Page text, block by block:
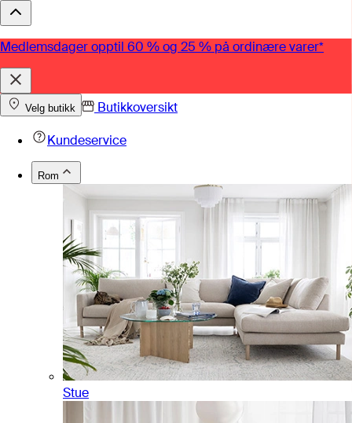
Medlemsdager opptil 60 % og 25 % på ordinære varer*
Velg butikk
Butikkoversikt
Kundeservice
Rom
Stue